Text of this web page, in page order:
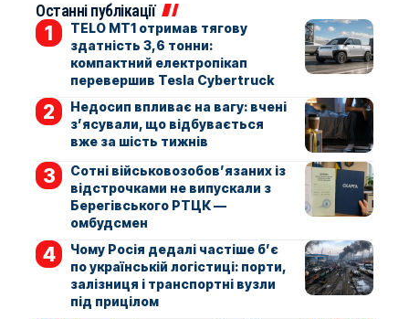
Останні публікації
TELO MT1 отримав тягову
здатність 3,6 тонни:
компактний електропікап
перевершив Tesla Cybertruck
Недосип впливає на вагу: вчені
з’ясували, що відбувається
вже за шість тижнів
Сотні військовозобов’язаних із
відстрочками не випускали з
Берегівського РТЦК —
омбудсмен
Чому Росія дедалі частіше б’є
по українській логістиці: порти,
залізниця і транспортні вузли
під прицілом